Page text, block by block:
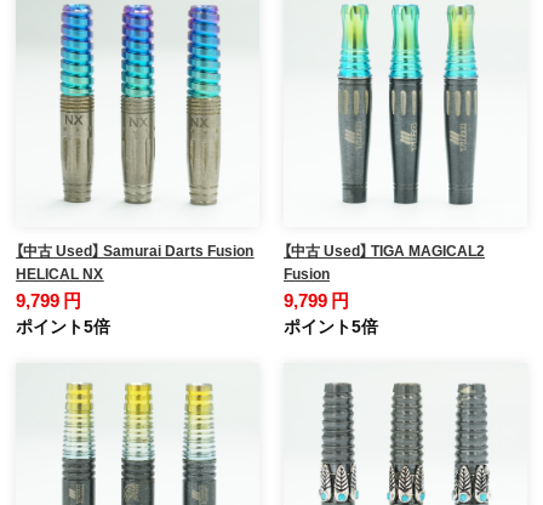
【中古 Used】 Samurai Darts Fusion
HELICAL NX
9,799 円
ポイント5倍
【中古 Used】 TIGA MAGICAL2
Fusion
9,799 円
ポイント5倍